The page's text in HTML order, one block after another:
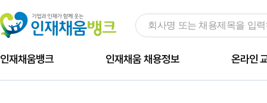
인재채움뱅크 인재채움 채용정보 온라인